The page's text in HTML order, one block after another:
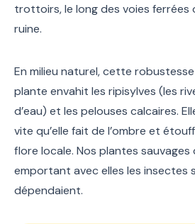
trottoirs, le long des voies ferrées
ruine.
En milieu naturel, cette
plante envahit les ripisylves (les
d’eau) et les pelouses calcaires.
vite qu’elle fait de l’ombre et
flore locale. Nos plantes
emportant avec elles les insectes
dépendaient.